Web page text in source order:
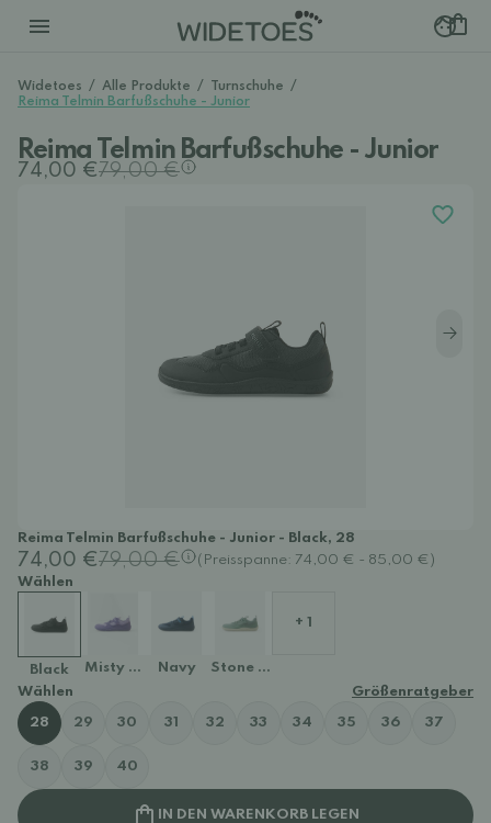
Widetoes / Alle Produkte / Turnschuhe /
Reima Telmin Barfußschuhe - Junior
Reima Telmin Barfußschuhe - Junior
74,00 €79,00 €
Reima Telmin Barfußschuhe - Junior - Black, 28
74,00 €79,00 €
(Preisspanne: 74,00 € - 85,00 €)
Wählen
Black Misty VioletNavy Stone Green
+ 1
Wählen Größenratgeber
28 29 30 31 32 33 34 35 36 37
38 39 40
IN DEN WARENKORB LEGEN